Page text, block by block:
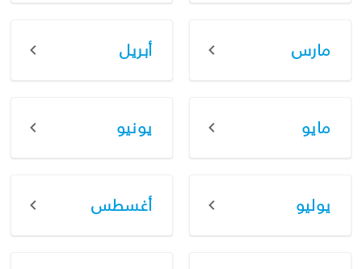
مارس أبريل
مايو يونيو
يوليو أغسطس